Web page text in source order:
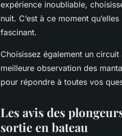
expérience inoubliable,
nuit. C’est à ce moment
fascinant.
Choisissez également un
meilleure observation des
pour répondre à toutes vos
Les avis des
sortie en bateau